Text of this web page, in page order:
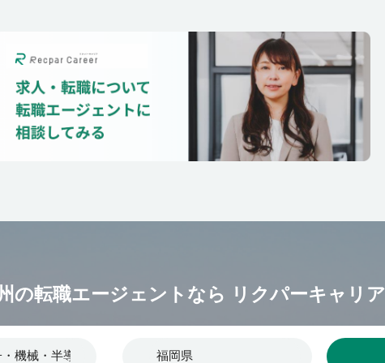
の転職エージェントなら リクパーキャリア